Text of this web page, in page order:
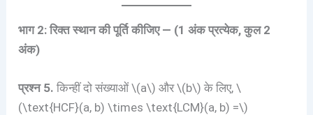
भाग 2: रिक्त स्थान की पूर्ति कीजिए — (1 अंक प्रत्येक, कुल 2
अंक)
प्रश्न 5. किन्हीं दो संख्याओं \(a\) और \(b\) के लिए, \
(\text{HCF}(a, b) \times \text{LCM}(a, b) =\)